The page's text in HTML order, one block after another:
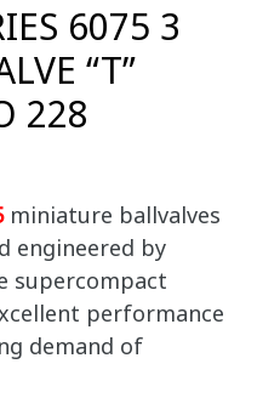
6075 3
“T”
228
miniature ballvalves
engineered by
supercompact
performance
demand of